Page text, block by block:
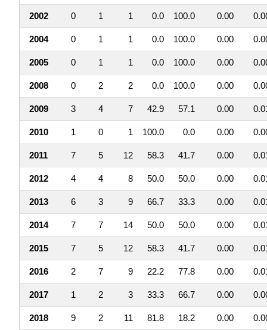
2002 0 1 1 0.0 100.0 0.00
2004 0 1 1 0.0 100.0 0.00
2005 0 1 1 0.0 100.0 0.00
2008 0 2 2 0.0 100.0 0.00
2009 3 4 7 42.9 57.1 0.00
2010 1 0 1 100.0 0.0 0.00
2011 7 5 12 58.3 41.7 0.00
2012 4 4 8 50.0 50.0 0.00
2013 6 3 9 66.7 33.3 0.00
2014 7 7 14 50.0 50.0 0.00
2015 7 5 12 58.3 41.7 0.00
2016 2 7 9 22.2 77.8 0.00
2017 1 2 3 33.3 66.7 0.00
2018 9 2 11 81.8 18.2 0.00